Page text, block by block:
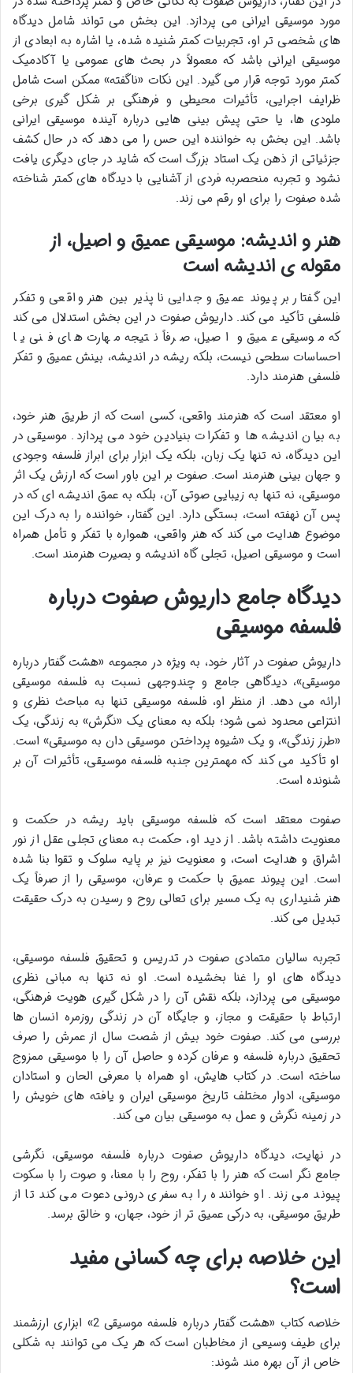
مورد موسیقی ایرانی می پردازد. این بخش می تواند شامل دیدگاه
های شخصی تر او، تجربیات کمتر شنیده شده، یا اشاره به ابعادی از
موسیقی ایرانی باشد که معمولاً در بحث های عمومی یا آکادمیک
کمتر مورد توجه قرار می گیرد. این نکات «ناگفته» ممکن است شامل
ظرایف اجرایی، تأثیرات محیطی و فرهنگی بر شکل گیری برخی
ملودی ها، یا حتی پیش بینی هایی درباره آینده موسیقی ایرانی
باشد. این بخش به خواننده این حس را می دهد که در حال کشف
جزئیاتی از ذهن یک استاد بزرگ است که شاید در جای دیگری یافت
نشود و تجربه منحصربه فردی از آشنایی با دیدگاه های کمتر شناخته
شده صفوت را برای او رقم می زند.
هنر و اندیشه: موسیقی عمیق و اصیل، از
مقوله ی اندیشه است
این گفتار بر پیوند عمیق و جدایی ناپذیر بین هنر واقعی و تفکر
فلسفی تأکید می کند. داریوش صفوت در این بخش استدلال می کند
که موسیقی عمیق و اصیل، صرفاً نتیجه مهارت های فنی یا
احساسات سطحی نیست، بلکه ریشه در اندیشه، بینش عمیق و تفکر
فلسفی هنرمند دارد.
او معتقد است که هنرمند واقعی، کسی است که از طریق هنر خود،
به بیان اندیشه ها و تفکرات بنیادین خود می پردازد. موسیقی در
این دیدگاه، نه تنها یک زبان، بلکه یک ابزار برای ابراز فلسفه وجودی
و جهان بینی هنرمند است. صفوت بر این باور است که ارزش یک اثر
موسیقی، نه تنها به زیبایی صوتی آن، بلکه به عمق اندیشه ای که در
پس آن نهفته است، بستگی دارد. این گفتار، خواننده را به درک این
موضوع هدایت می کند که هنر واقعی، همواره با تفکر و تأمل همراه
است و موسیقی اصیل، تجلی گاه اندیشه و بصیرت هنرمند است.
دیدگاه جامع داریوش صفوت درباره
فلسفه موسیقی
داریوش صفوت در آثار خود، به ویژه در مجموعه «هشت گفتار درباره
موسیقی»، دیدگاهی جامع و چندوجهی نسبت به فلسفه موسیقی
ارائه می دهد. از منظر او، فلسفه موسیقی تنها به مباحث نظری و
انتزاعی محدود نمی شود؛ بلکه به معنای یک «نگرش» به زندگی، یک
«طرز زندگی»، و یک «شیوه پرداختن موسیقی دان به موسیقی» است.
او تأکید می کند که مهمترین جنبه فلسفه موسیقی، تأثیرات آن بر
شنونده است.
صفوت معتقد است که فلسفه موسیقی باید ریشه در حکمت و
معنویت داشته باشد. از دید او، حکمت به معنای تجلی عقل از نور
اشراق و هدایت است، و معنویت نیز بر پایه سلوک و تقوا بنا شده
است. این پیوند عمیق با حکمت و عرفان، موسیقی را از صرفاً یک
هنر شنیداری به یک مسیر برای تعالی روح و رسیدن به درک حقیقت
تبدیل می کند.
تجربه سالیان متمادی صفوت در تدریس و تحقیق فلسفه موسیقی،
دیدگاه های او را غنا بخشیده است. او نه تنها به مبانی نظری
موسیقی می پردازد، بلکه نقش آن را در شکل گیری هویت فرهنگی،
ارتباط با حقیقت و مجاز، و جایگاه آن در زندگی روزمره انسان ها
بررسی می کند. صفوت خود بیش از شصت سال از عمرش را صرف
تحقیق درباره فلسفه و عرفان کرده و حاصل آن را با موسیقی ممزوج
ساخته است. در کتاب هایش، او همراه با معرفی الحان و استادان
موسیقی، ادوار مختلف تاریخ موسیقی ایران و یافته های خویش را
در زمینه نگرش و عمل به موسیقی بیان می کند.
در نهایت، دیدگاه داریوش صفوت درباره فلسفه موسیقی، نگرشی
جامع نگر است که هنر را با تفکر، روح را با معنا، و صوت را با سکوت
پیوند می زند. او خواننده را به سفری درونی دعوت می کند تا از
طریق موسیقی، به درکی عمیق تر از خود، جهان، و خالق برسد.
این خلاصه برای چه کسانی مفید
است؟
خلاصه کتاب «هشت گفتار درباره فلسفه موسیقی 2» ابزاری ارزشمند
برای طیف وسیعی از مخاطبان است که هر یک می توانند به شکلی
خاص از آن بهره مند شوند: